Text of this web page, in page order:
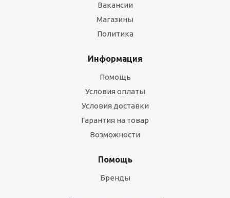
Вакансии
Магазины
Политика
Информация
Помощь
Условия оплаты
Условия доставки
Гарантия на товар
Возможности
Помощь
Бренды